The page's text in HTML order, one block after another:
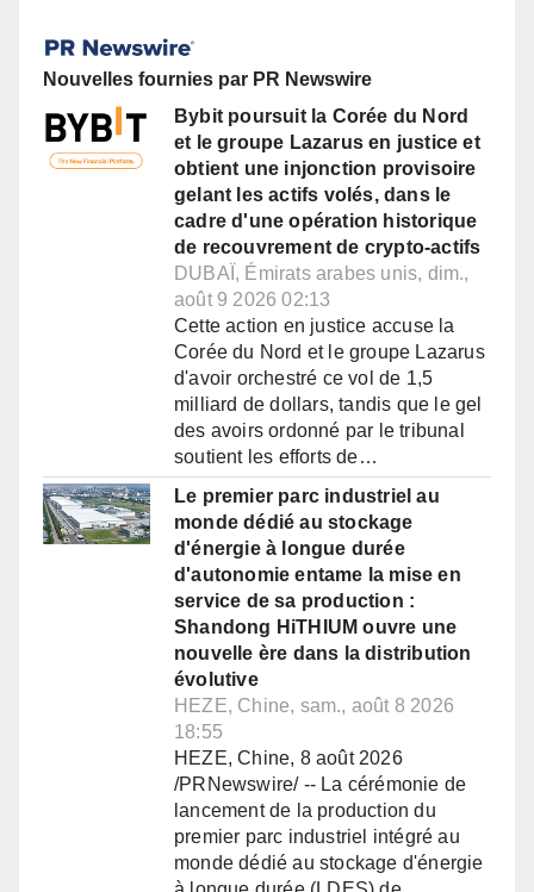
Nouvelles fournies par PR Newswire
Bybit poursuit la Corée du Nord
et le groupe Lazarus en justice et
obtient une injonction provisoire
gelant les actifs volés, dans le
cadre d'une opération historique
de recouvrement de crypto-actifs
DUBAÏ, Émirats arabes unis, dim.,
août 9 2026 02:13
Cette action en justice accuse la
Corée du Nord et le groupe Lazarus
d'avoir orchestré ce vol de 1,5
milliard de dollars, tandis que le gel
des avoirs ordonné par le tribunal
soutient les efforts de…
Le premier parc industriel au
monde dédié au stockage
d'énergie à longue durée
d'autonomie entame la mise en
service de sa production :
Shandong HiTHIUM ouvre une
nouvelle ère dans la distribution
évolutive
HEZE, Chine, sam., août 8 2026
18:55
HEZE, Chine, 8 août 2026
/PRNewswire/ -- La cérémonie de
lancement de la production du
premier parc industriel intégré au
monde dédié au stockage d'énergie